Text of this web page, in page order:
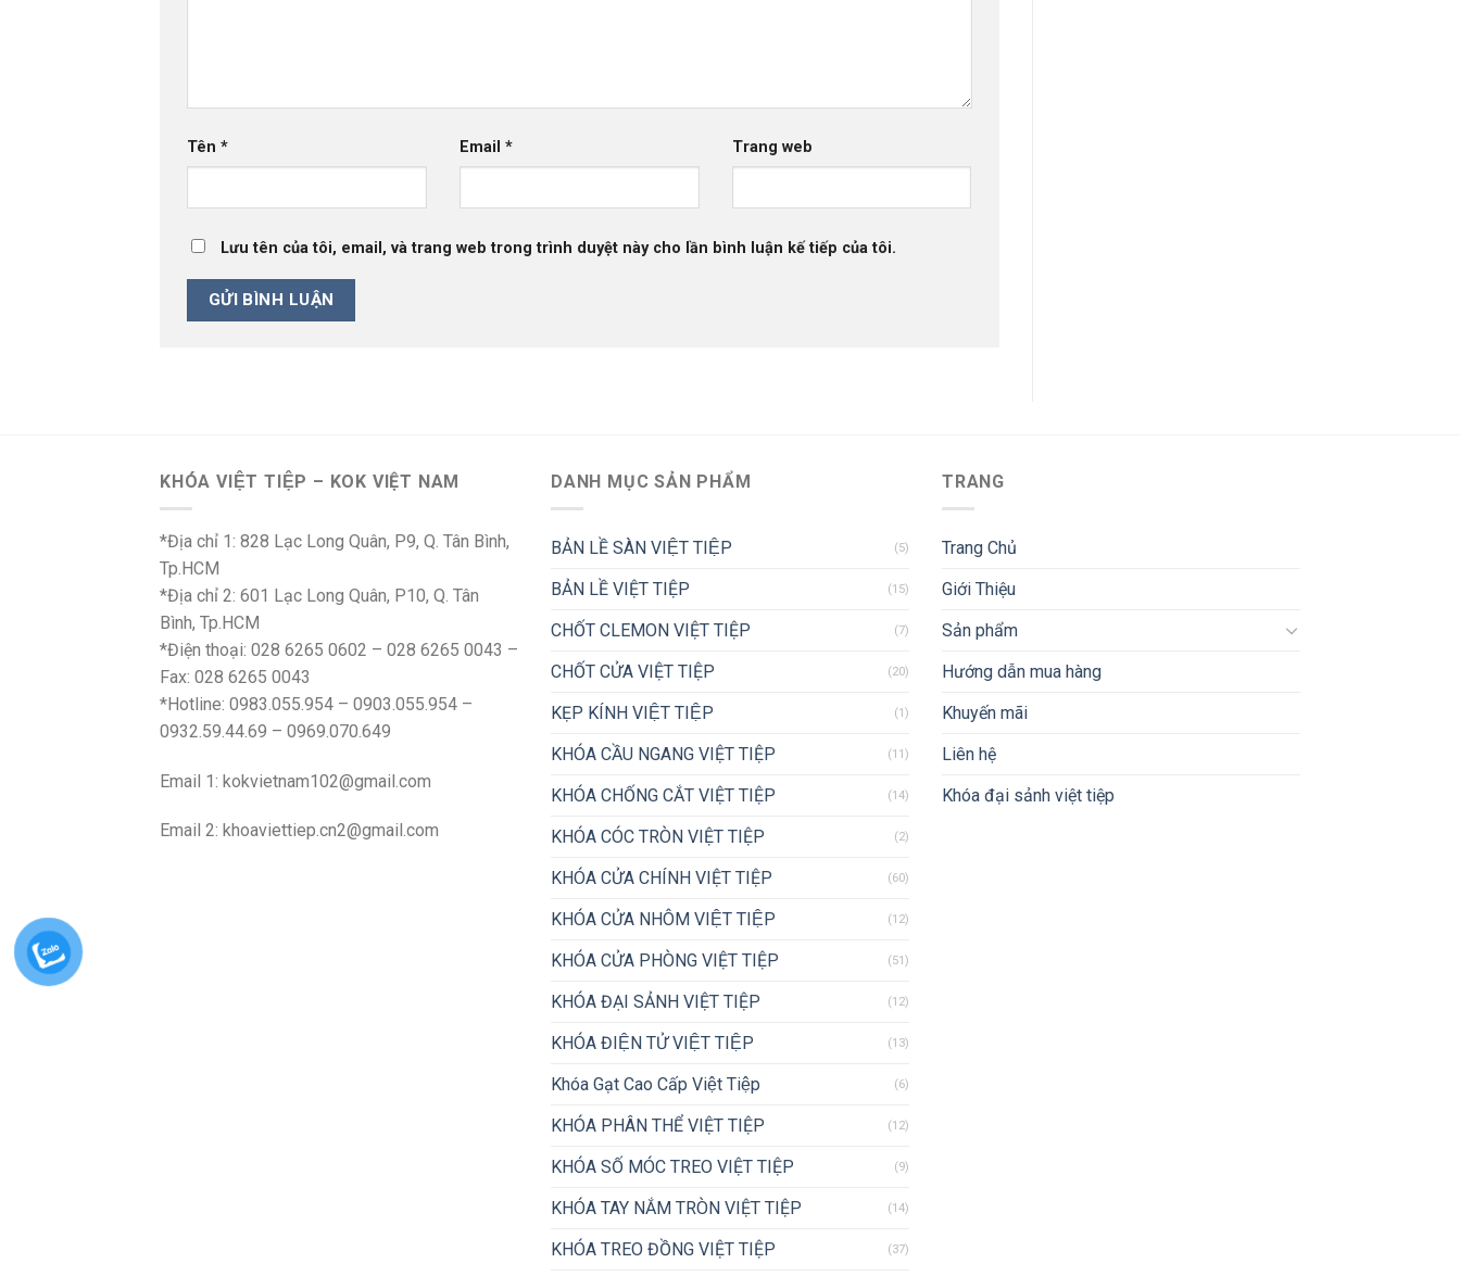
Tên * Email * Trang web
Lưu tên của tôi, email, và trang web trong trình duyệt này cho lần bình luận kế tiếp của tôi.
KHÓA VIỆT TIỆP – KOK VIỆT NAM
*Địa chỉ 1: 828 Lạc Long Quân, P9, Q. Tân Bình,
Tp.HCM
*Địa chỉ 2: 601 Lạc Long Quân, P10, Q. Tân
Bình, Tp.HCM
*Điện thoại: 028 6265 0602 – 028 6265 0043 –
Fax: 028 6265 0043
*Hotline: 0983.055.954 – 0903.055.954 –
0932.59.44.69 – 0969.070.649
Email 1: kokvietnam102@gmail.com
Email 2: khoaviettiep.cn2@gmail.com
DANH MỤC SẢN PHẨM
BẢN LỀ SÀN VIỆT TIỆP (5)
BẢN LỀ VIỆT TIỆP (15)
CHỐT CLEMON VIỆT TIỆP (7)
CHỐT CỬA VIỆT TIỆP (20)
KẸP KÍNH VIỆT TIỆP (1)
KHÓA CẦU NGANG VIỆT TIỆP (11)
KHÓA CHỐNG CẮT VIỆT TIỆP (14)
KHÓA CÓC TRÒN VIỆT TIỆP (2)
KHÓA CỬA CHÍNH VIỆT TIỆP (60)
KHÓA CỬA NHÔM VIỆT TIỆP (12)
KHÓA CỬA PHÒNG VIỆT TIỆP (51)
KHÓA ĐẠI SẢNH VIỆT TIỆP (12)
KHÓA ĐIỆN TỬ VIỆT TIỆP (13)
Khóa Gạt Cao Cấp Việt Tiệp (6)
KHÓA PHÂN THỂ VIỆT TIỆP (12)
KHÓA SỐ MÓC TREO VIỆT TIỆP (9)
KHÓA TAY NẮM TRÒN VIỆT TIỆP (14)
KHÓA TREO ĐỒNG VIỆT TIỆP (37)
TRANG
Trang Chủ
Giới Thiệu
Sản phẩm
Hướng dẫn mua hàng
Khuyến mãi
Liên hệ
Khóa đại sảnh việt tiệp